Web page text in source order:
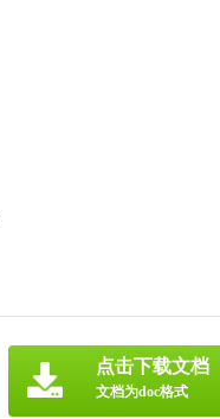
点击下载文档
文档为doc格式